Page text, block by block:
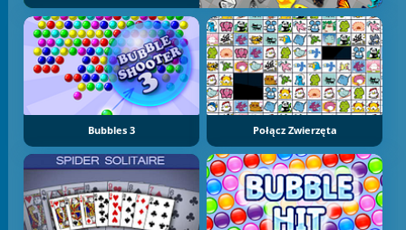
Bubbles 3 Połącz Zwierzęta